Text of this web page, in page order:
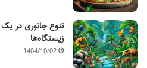
تنوع جانوری در
زیستگاه‌ها
1404/10/02